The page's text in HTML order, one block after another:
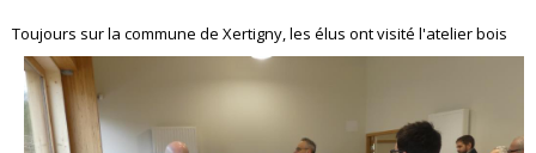
Toujours sur la commune de Xertigny, les élus ont visité l'atelier bois